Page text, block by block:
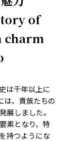
of
charm
は千年以上に
は、貴族たちの
展しました。
素となり、特
持つようにな